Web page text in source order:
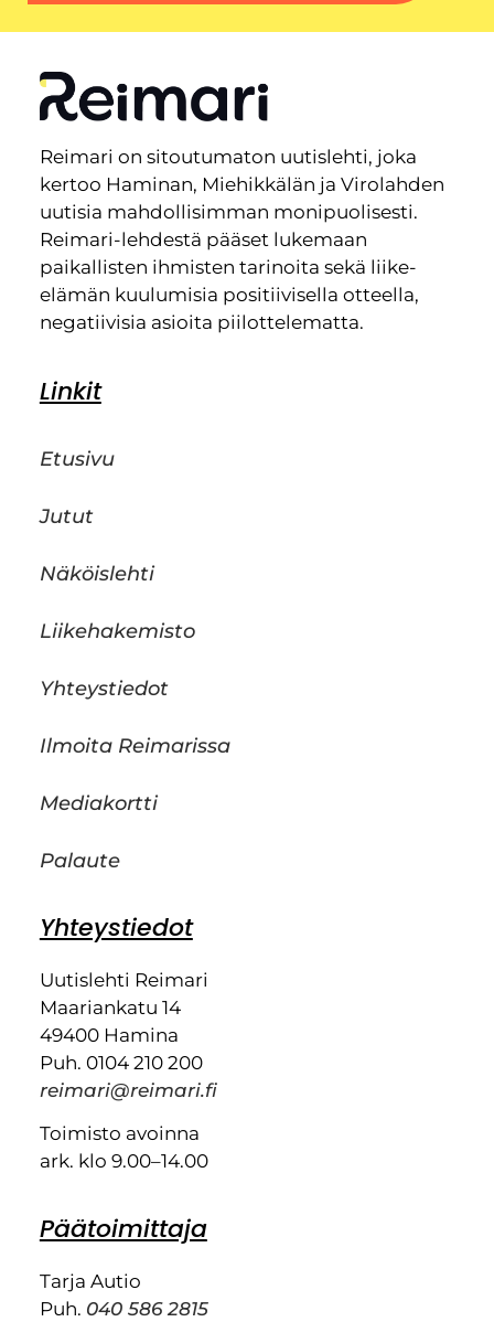
Reimari on sitoutumaton uutislehti, joka
kertoo Haminan, Miehikkälän ja Virolahden
uutisia mahdollisimman monipuolisesti.
Reimari-lehdestä pääset lukemaan
paikallisten ihmisten tarinoita sekä liike-
elämän kuulumisia positiivisella otteella,
negatiivisia asioita piilottelematta.
Linkit
Etusivu
Jutut
Näköislehti
Liikehakemisto
Yhteystiedot
Ilmoita Reimarissa
Mediakortti
Palaute
Yhteystiedot
Uutislehti Reimari
Maariankatu 14
49400 Hamina
Puh. 0104 210 200
reimari@reimari.fi
Toimisto avoinna
ark. klo 9.00–14.00
Päätoimittaja
Tarja Autio
Puh. 040 586 2815